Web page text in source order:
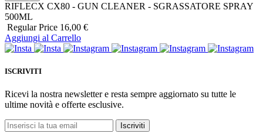
RIFLECX CX80 - GUN CLEANER - SGRASSATORE SPRAY
500ML
Regular Price 16,00 €
Aggiungi al Carrello
ISCRIVITI
Ricevi la nostra newsletter e resta sempre aggiornato su tutte le
ultime novità e offerte esclusive.
Iscriviti